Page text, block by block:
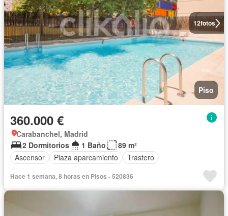
12fotos
Piso
360.000 €
Carabanchel, Madrid
2 Dormitorios
1 Baño
89 m²
Ascensor
Plaza aparcamiento Trastero
Hace 1 semana, 8 horas en Pisos - 520836